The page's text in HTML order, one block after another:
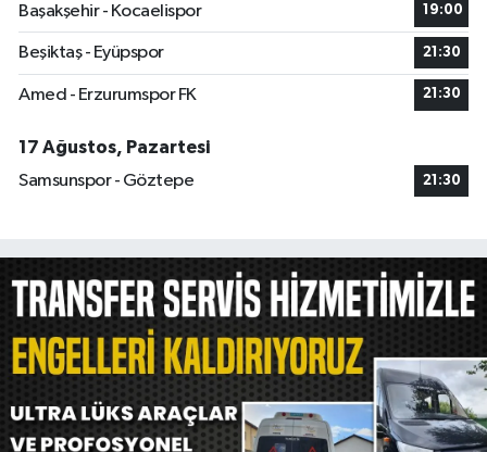
Başakşehir - Kocaelispor
19:00
Beşiktaş - Eyüpspor 21:30
Amed - Erzurumspor FK 21:30
17 Ağustos, Pazartesi
Samsunspor - Göztepe
21:30